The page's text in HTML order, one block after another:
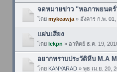
จดหมายข่าว "หอภาพยนตร์
โดย mykeawja» อังคาร ก.พ. 01,
แผ่นเสียง
โดย lekpn » อาทิตย์ ธ.ค. 19,
อยากทราบประวัติหีบ M.A
โดย KANYARAD» พุธ เม.ย. 20,